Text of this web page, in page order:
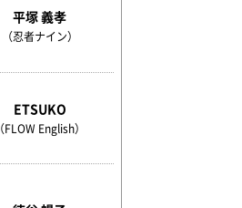
平塚 義孝
（忍者ナイン）
ETSUKO
（FLOW English）